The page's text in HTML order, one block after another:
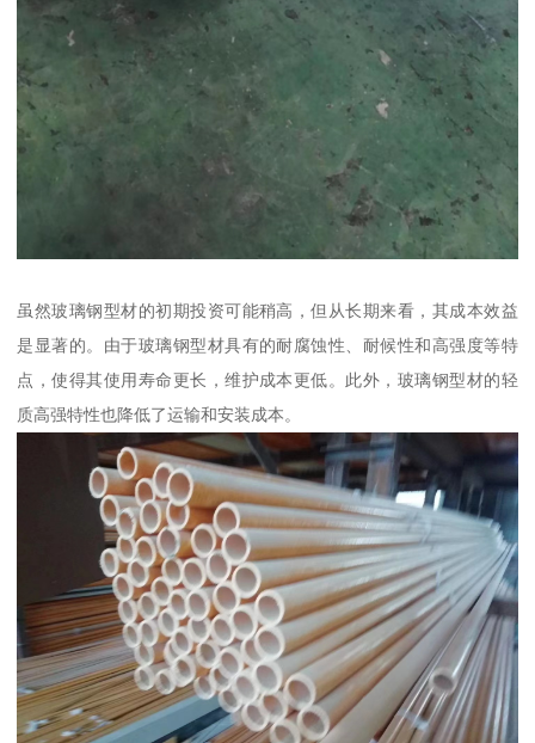
虽然玻璃钢型材的初期投资可能稍高，但从长期来看，其成本效益
是显著的。由于玻璃钢型材具有的耐腐蚀性、耐候性和高强度等特
点，使得其使用寿命更长，维护成本更低。此外，玻璃钢型材的轻
质高强特性也降低了运输和安装成本。